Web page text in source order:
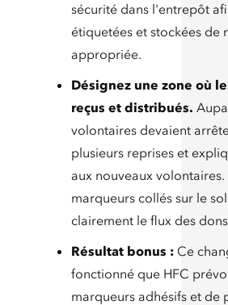
sécurité dans l'entrepôt
étiquetées et stockées de
appropriée.
Désignez une zone où
reçus et distribués.
volontaires devaient
plusieurs reprises et
aux nouveaux
marqueurs collés sur le
clairement le flux des
Résultat bonus : Ce
fonctionné que HFC
marqueurs adhésifs et de